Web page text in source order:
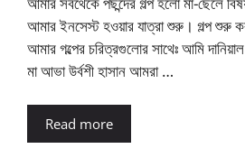
আমার ইনসেস্ট হওয়ার যাত্রা শুরু। গল্প শুরু
আমার গল্পের চরিত্রগুলোর সাথেঃ আমি
মা আভা উর্বশী হাসান আমরা …
Read more